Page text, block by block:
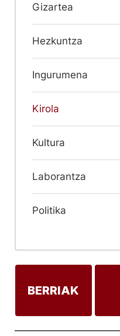
Gizartea
Hezkuntza
Ingurumena
Kirola
Kultura
Laborantza
Politika
BERRIAK